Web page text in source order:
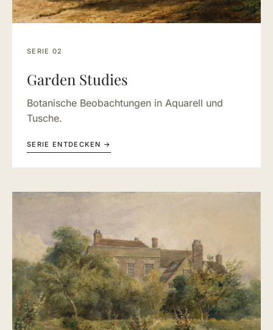
SERIE 02
Garden Studies
Botanische Beobachtungen in Aquarell und
Tusche.
SERIE ENTDECKEN →